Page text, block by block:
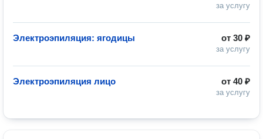
за услугу
от 30 ₽
за услугу
Электроэпиляция: ягодицы
от 40 ₽
за услугу
Электроэпиляция лицо